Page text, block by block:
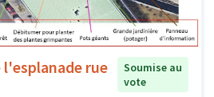
rue
Soumise au
vote